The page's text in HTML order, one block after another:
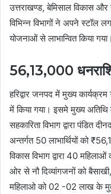
उत्तराखण्ड, बेमिसाल विकास और
विभिन्न विभागों ने अपने स्टॉल
योजनाओं से लाभान्वित किया गया।
56,13,000
हरिद्वार जनपद में मुख्य
में किया गया। इसमे मुख्य
सहकारिता विभाग द्वारा पंडित
अन्तर्गत 50 लाभार्थियों को
विकास विभाग द्वारा 40
ओर से नौ दिव्यांगजनों को
महिलाओ को 02 -02 लाख के